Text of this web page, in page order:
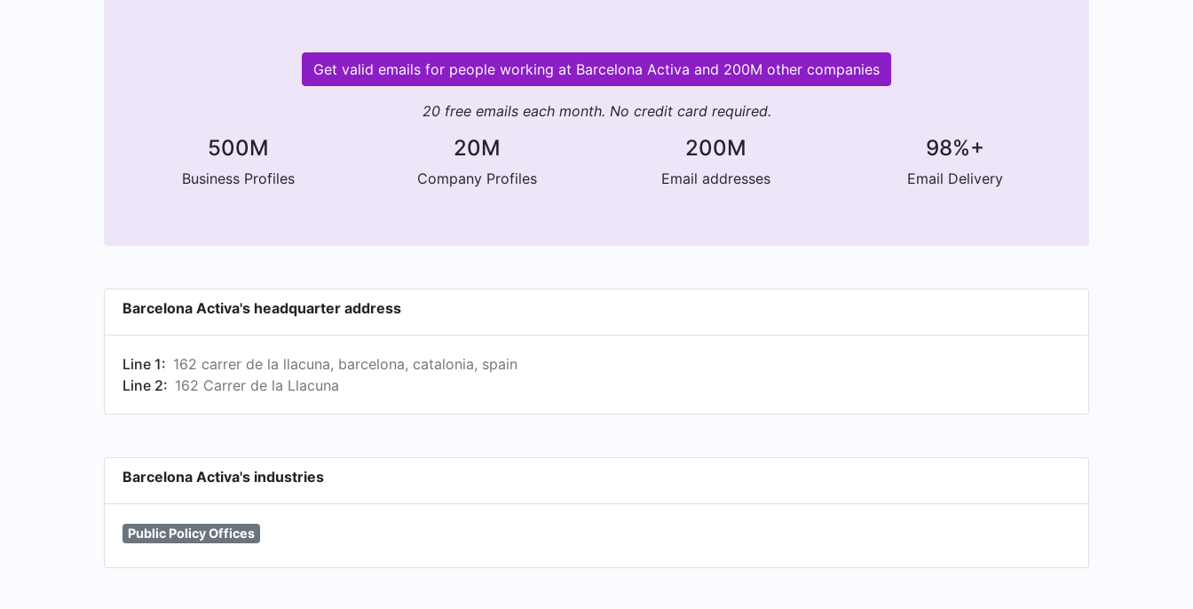
Get valid emails for people working at Barcelona Activa and 200M other companies
20 free emails each month. No credit card required.
500M
Business Profiles
20M
Company Profiles
200M
Email addresses
98%+
Email Delivery
Barcelona Activa's headquarter address
Line 1: 162 carrer de la llacuna, barcelona, catalonia, spain
Line 2: 162 Carrer de la Llacuna
Barcelona Activa's industries
Public Policy Offices